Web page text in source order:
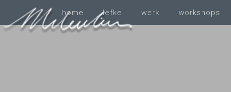
home Iefke werk workshops